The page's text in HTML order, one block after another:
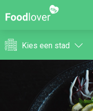
Kies een stad